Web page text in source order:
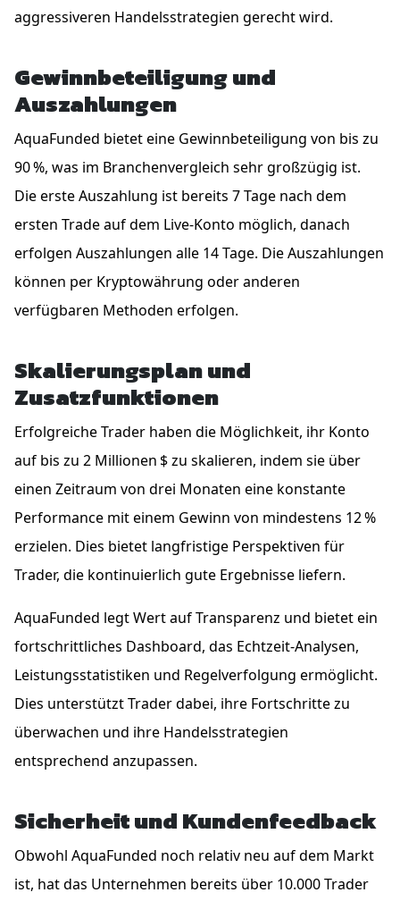
aggressiveren Handelsstrategien gerecht wird.
Gewinnbeteiligung und
Auszahlungen
AquaFunded bietet eine Gewinnbeteiligung von bis zu
90 %, was im Branchenvergleich sehr großzügig ist.
Die erste Auszahlung ist bereits 7 Tage nach dem
ersten Trade auf dem Live-Konto möglich, danach
erfolgen Auszahlungen alle 14 Tage. Die Auszahlungen
können per Kryptowährung oder anderen
verfügbaren Methoden erfolgen.
Skalierungsplan und
Zusatzfunktionen
Erfolgreiche Trader haben die Möglichkeit, ihr Konto
auf bis zu 2 Millionen $ zu skalieren, indem sie über
einen Zeitraum von drei Monaten eine konstante
Performance mit einem Gewinn von mindestens 12 %
erzielen. Dies bietet langfristige Perspektiven für
Trader, die kontinuierlich gute Ergebnisse liefern.
AquaFunded legt Wert auf Transparenz und bietet ein
fortschrittliches Dashboard, das Echtzeit-Analysen,
Leistungsstatistiken und Regelverfolgung ermöglicht.
Dies unterstützt Trader dabei, ihre Fortschritte zu
überwachen und ihre Handelsstrategien
entsprechend anzupassen.
Sicherheit und Kundenfeedback
Obwohl AquaFunded noch relativ neu auf dem Markt
ist, hat das Unternehmen bereits über 10.000 Trader